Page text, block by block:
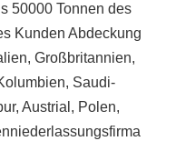
50000 Tonnen des
Kunden Abdeckung
Großbritannien,
Saudi-
Austrial, Polen,